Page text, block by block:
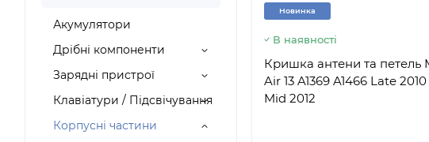
Акумулятори
Дрібні компоненти
Зарядні пристрої
Клавіатури / Підсвічування
Корпусні частини
Новинка
В наявності
Кришка антени та петель
Air 13 A1369 A1466 Late
Mid 2012